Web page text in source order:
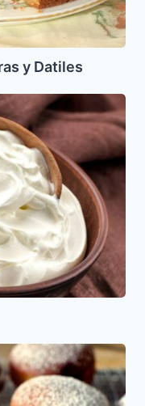
y Datiles